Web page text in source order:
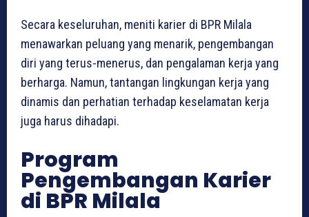
Secara keseluruhan, meniti karier di BPR Milala
menawarkan peluang yang menarik, pengembangan
diri yang terus-menerus, dan pengalaman kerja yang
berharga. Namun, tantangan lingkungan kerja yang
dinamis dan perhatian terhadap keselamatan kerja
juga harus dihadapi.
Program
Pengembangan Karier
di BPR Milala